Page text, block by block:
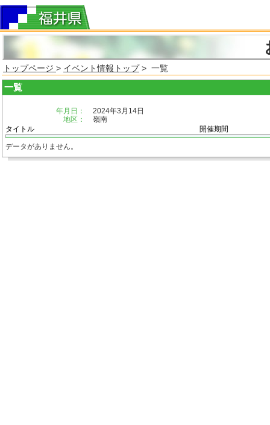
トップページ > イベント情報トップ> 一覧
一覧
年月日：
2024年3月14日
地区：
嶺南
タイトル
開催期間
データがありません。